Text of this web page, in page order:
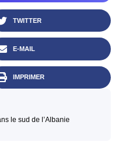
TWITTER
E-MAIL
IMPRIMER
le sud de l’Albanie